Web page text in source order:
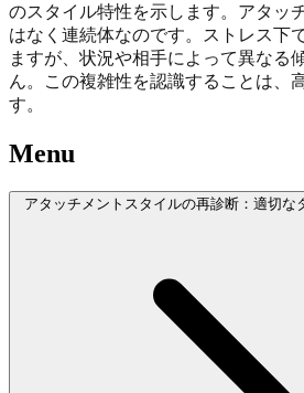
のスタイル特性を示します。アタッ
はなく連続体なのです。ストレス下
ますが、状況や相手によって異なる
ん。この複雑性を認識することは、
す。
Menu
アタッチメントスタイルの再診断：適切な